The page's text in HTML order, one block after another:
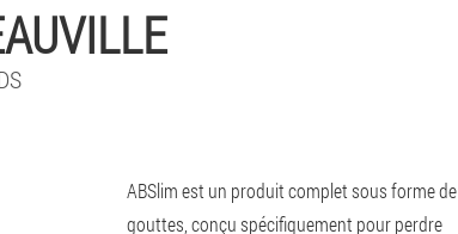
ABSlim est un produit complet sous forme de
gouttes, conçu spécifiquement pour perdre